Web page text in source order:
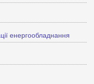
енергообладнання